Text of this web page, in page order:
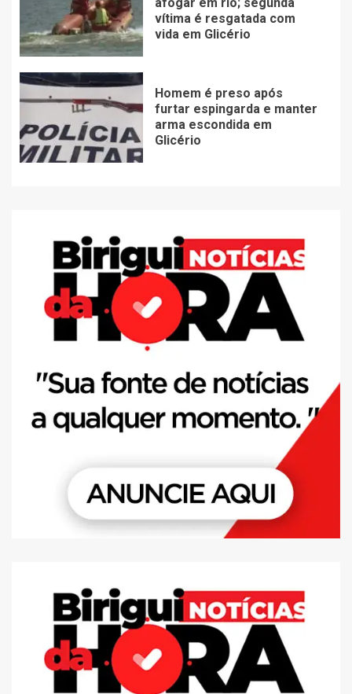
vítima é resgatada com
vida em Glicério
Homem é preso após
furtar espingarda e manter
arma escondida em
Glicério